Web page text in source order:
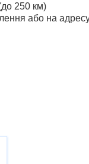
250 км)
або на